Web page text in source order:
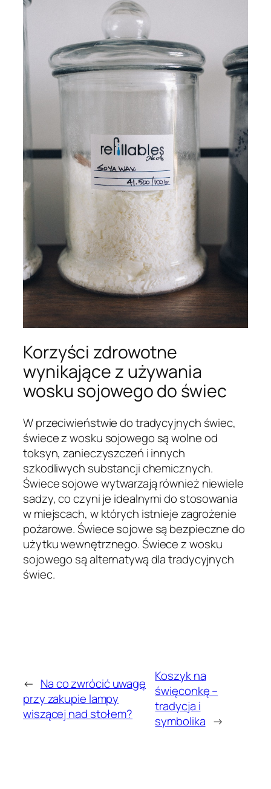
Korzyści zdrowotne
wynikające z używania
wosku sojowego do świec
W przeciwieństwie do tradycyjnych świec,
świece z wosku sojowego są wolne od
toksyn, zanieczyszczeń i innych
szkodliwych substancji chemicznych.
Świece sojowe wytwarzają również niewiele
sadzy, co czyni je idealnymi do stosowania
w miejscach, w których istnieje zagrożenie
pożarowe. Świece sojowe są bezpieczne do
użytku wewnętrznego. Świece z wosku
sojowego są alternatywą dla tradycyjnych
świec.
← Na co zwrócić uwagę
przy zakupie lampy
wiszącej nad stołem?
Koszyk na
święconkę –
tradycja i
symbolika →